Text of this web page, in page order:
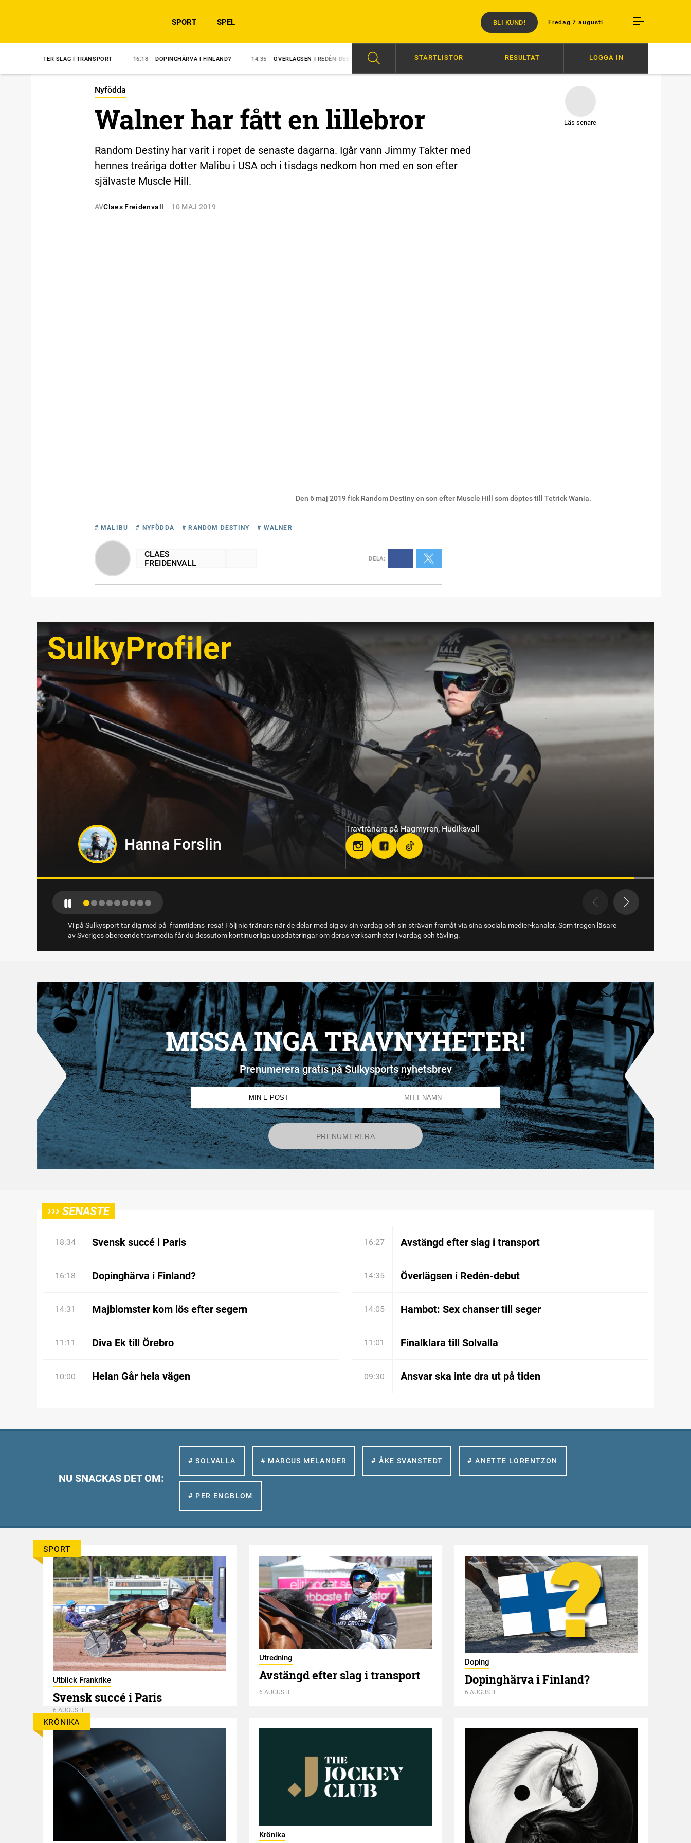
Fredag 7 augusti
SPORT SPEL BLI KUND!
SLAG I TRANSPORT 16:18 DOPINGHÄRVA I FINLAND? 14:35 ÖVERLÄGSEN I REDÉN-DEBUT 14:31 MAJBLOMSTER KOM LÖS EFTER SEGERN SVENSK SUCCÉ I PARIS 16:27 AVSTÄNGD EFTER SLAG I
STARTLISTOR RESULTAT LOGGA IN
Nyfödda
Läs senare
Walner har fått en lillebror
Random Destiny har varit i ropet de senaste dagarna. Igår vann Jimmy Takter med
hennes treåriga dotter Malibu i USA och i tisdags nedkom hon med en son efter
självaste Muscle Hill.
AVClaes Freidenvall 10 MAJ 2019
Den 6 maj 2019 fick Random Destiny en son efter Muscle Hill som döptes till Tetrick Wania.
# MALIBU # NYFÖDDA # RANDOM DESTINY # WALNER
CLAES
FREIDENVALL
DELA:
SulkyProfiler
Markus B Svedberg
Travtränare på Sundbyholmstravet i Eskilstuna
Vi på Sulkysport tar dig med på framtidens resa! Följ nio tränare när de delar med sig av sin vardag och sin strävan framåt via sina sociala medier-kanaler. Som trogen läsare
av Sveriges oberoende travmedia får du dessutom kontinuerliga uppdateringar om deras verksamheter i vardag och tävling.
MISSA INGA TRAVNYHETER!
Prenumerera gratis på Sulkysports nyhetsbrev
››› SENASTE
18:34 Svensk succé i Paris 16:27 Avstängd efter slag i transport
16:18 Dopinghärva i Finland? 14:35 Överlägsen i Redén-debut
14:31 Majblomster kom lös efter segern 14:05 Hambot: Sex chanser till seger
11:11 Diva Ek till Örebro 11:01 Finalklara till Solvalla
10:00 Helan Går hela vägen 09:30 Ansvar ska inte dra ut på tiden
NU SNACKAS DET OM:
# SOLVALLA # MARCUS MELANDER # ÅKE SVANSTEDT # ANETTE LORENTZON
# PER ENGBLOM
SPORT
Utblick Frankrike
Svensk succé i Paris
6 AUGUSTI
Utredning
Avstängd efter slag i transport
6 AUGUSTI
Doping
Dopinghärva i Finland?
6 AUGUSTI
KRÖNIKA
Krönika